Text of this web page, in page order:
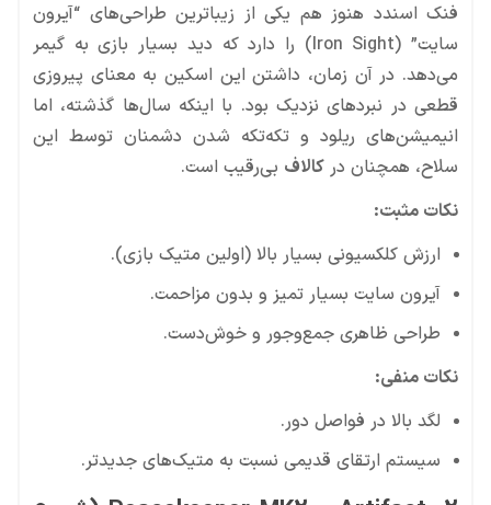
فنک اسندد هنوز هم یکی از زیباترین طراحی‌های “آیرون
سایت” (Iron Sight) را دارد که دید بسیار بازی به گیمر
می‌دهد. در آن زمان، داشتن این اسکین به معنای پیروزی
قطعی در نبردهای نزدیک بود. با اینکه سال‌ها گذشته، اما
انیمیشن‌های ریلود و تکه‌تکه شدن دشمنان توسط این
سلاح، همچنان در کالاف بی‌رقیب است.
نکات مثبت:
ارزش کلکسیونی بسیار بالا (اولین متیک بازی).
آیرون سایت بسیار تمیز و بدون مزاحمت.
طراحی ظاهری جمع‌وجور و خوش‌دست.
نکات منفی:
لگد بالا در فواصل دور.
سیستم ارتقای قدیمی نسبت به متیک‌های جدیدتر.